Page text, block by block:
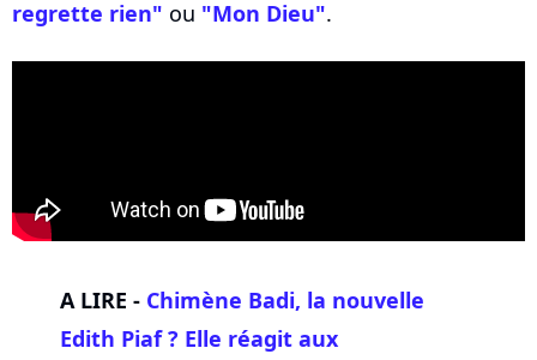
regrette rien" ou "Mon Dieu".
A LIRE - Chimène Badi, la nouvelle
Edith Piaf ? Elle réagit aux